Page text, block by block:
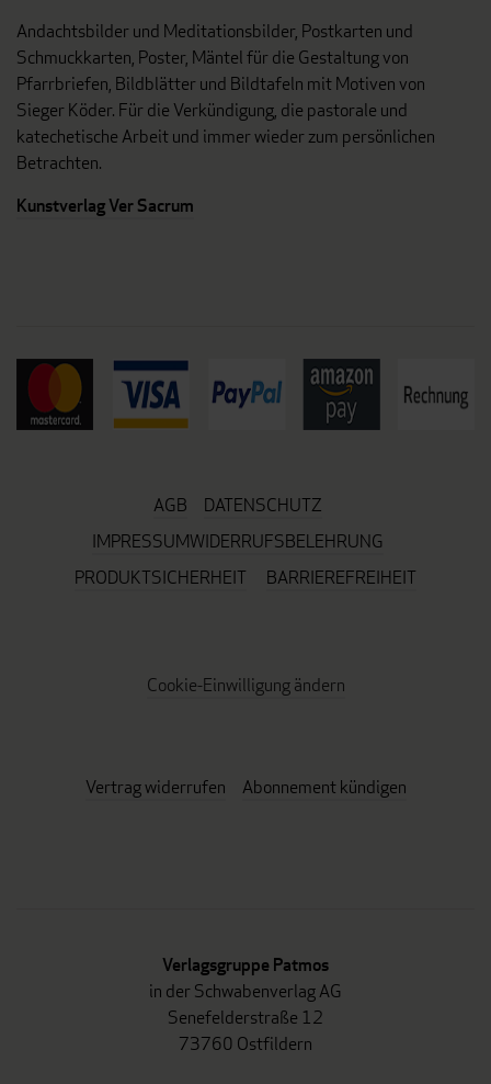
Andachtsbilder und Meditationsbilder, Postkarten und
Schmuckkarten, Poster, Mäntel für die Gestaltung von
Pfarrbriefen, Bildblätter und Bildtafeln mit Motiven von
Sieger Köder. Für die Verkündigung, die pastorale und
katechetische Arbeit und immer wieder zum persönlichen
Betrachten.
Kunstverlag Ver Sacrum
AGB
DATENSCHUTZ
IMPRESSUMWIDERRUFSBELEHRUNG
PRODUKTSICHERHEIT
BARRIEREFREIHEIT
Cookie-Einwilligung ändern
Vertrag widerrufen Abonnement kündigen
Verlagsgruppe Patmos
in der Schwabenverlag AG
Senefelderstraße 12
73760 Ostfildern